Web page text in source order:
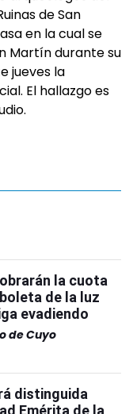
de San
en la cual se
Martín durante su
jueves la
El hallazgo es
la cuota
de la luz
evadiendo
de Cuyo
distinguida
Emérita de la